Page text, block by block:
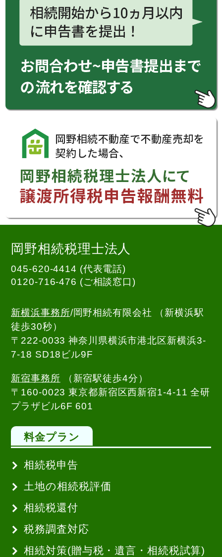
岡野相続税理士法人
045-620-4414 (代表電話)
0120-716-476 (ご相談窓口)
新横浜事務所/岡野相続有限会社 （新横浜駅
徒歩30秒）
〒222-0033 神奈川県横浜市港北区新横浜3-
7-18 SD18ビル9F
新宿事務所 （新宿駅徒歩4分）
〒160-0023 東京都新宿区西新宿1-4-11 全研
プラザビル6F 601
料金プラン
相続税申告
土地の相続税評価
相続税還付
税務調査対応
相続対策(贈与税・遺言・相続税試算)